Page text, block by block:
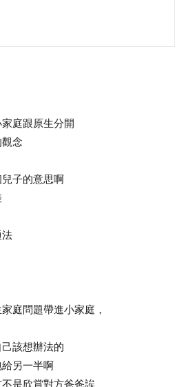
庭跟原生分開
念
子的意思啊
庭問題帶進小家庭，
該想辦法的
另一半啊
是欣賞對方爸爸誒